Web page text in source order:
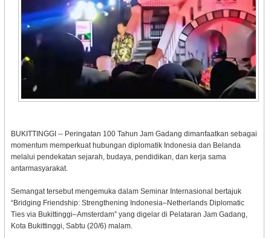
BUKITTINGGI -- Peringatan 100 Tahun Jam Gadang dimanfaatkan sebagai
momentum memperkuat hubungan diplomatik Indonesia dan Belanda
melalui pendekatan sejarah, budaya, pendidikan, dan kerja sama
antarmasyarakat.
Semangat tersebut mengemuka dalam Seminar Internasional bertajuk
“Bridging Friendship: Strengthening Indonesia–Netherlands Diplomatic
Ties via Bukittinggi–Amsterdam” yang digelar di Pelataran Jam Gadang,
Kota Bukittinggi, Sabtu (20/6) malam.